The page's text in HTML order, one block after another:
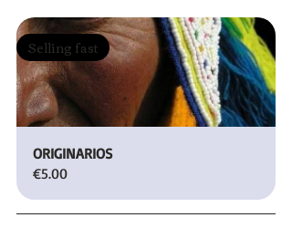
Selling fast
ORIGINARIOS
€5.00